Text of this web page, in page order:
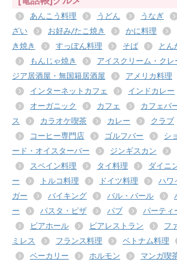
あんこう料理 うどん うなぎ
ざい
お好み/たこ焼き かに料理
き焼き
すっぽん料理 そば とん
もんじゃ焼き
アイスクリーム・クレ
ジア居酒屋・無国籍居酒屋
アメリカ料理
インターネットカフェ
インドカレー
オーガニック
カフェ カフェバ
ス
カラオケ喫茶 カレー クラブ
コーヒー専門店
ゴルフバー シ
ード・オイスターバー
ジンギスカン
スペイン料理
タイ料理 ダイニ
ー
トルコ料理 ドイツ料理 ハワ
ガー
バイキング バル・バール
ー
パスタ・ピザ パブ
パーティ
ビアホール
ビアレストラン フ
ミレス
フランス料理 ベトナム料理
ベーカリー
ホルモン マンガ喫